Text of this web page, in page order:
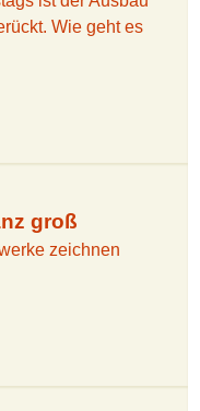
Wie geht es
groß
zeichnen